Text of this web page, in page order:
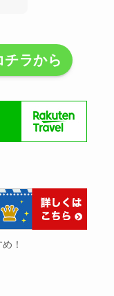
チラから
！